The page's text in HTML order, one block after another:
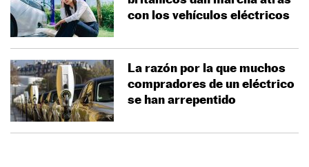
con los vehículos eléctricos
La razón por la que muchos
compradores de un eléctrico
se han arrepentido